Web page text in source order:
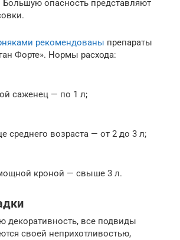
опасность представляют
рекомендованы препараты
Форте». Нормы расхода:
саженец — по 1 л;
среднего возраста — от 2 до 3 л;
кроной — свыше 3 л.
декоративность, все подвиды
своей неприхотливостью,